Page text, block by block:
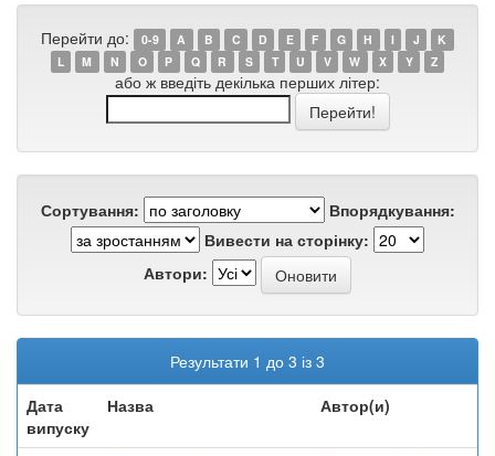
Перейти до: 0-9 A B C D E F G H I J
K
L
M N O P Q R S T U V W X Y Z
або ж введіть декілька перших літер:
Сортування:
Впорядкування:
Вивести на сторінку:
Автори:
Результати 1 до 3 із 3
Дата
випуску
Назва Автор(и)